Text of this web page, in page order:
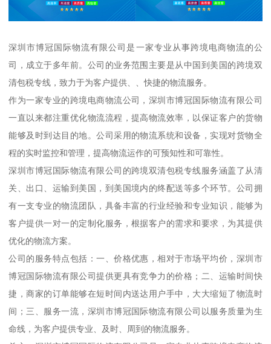
深圳市博冠国际物流有限公司是一家专业从事跨境电商物流的公
司，成立于多年前。公司的业务范围主要是从中国到美国的跨境双
清包税专线，致力于为客户提供、、快捷的物流服务。
作为一家专业的跨境电商物流公司，深圳市博冠国际物流有限公司
一直以来都注重优化物流流程，提高物流效率，以保证客户的货物
能够及时到达目的地。公司采用的物流系统和设备，实现对货物全
程的实时监控和管理，提高物流运作的可预知性和可靠性。
深圳市博冠国际物流有限公司的跨境双清包税专线服务涵盖了从清
关、出口、运输到美国，到美国境内的终配送等多个环节。公司拥
有一支专业的物流团队，具备丰富的行业经验和专业知识，能够为
客户提供一对一的定制化服务，根据客户的需求和要求，为其提供
优化的物流方案。
公司的服务特点包括：一、价格优惠，相对于市场平均价，深圳市
博冠国际物流有限公司提供更具有竞争力的价格；二、运输时间快
捷，商家的订单能够在短时间内送达用户手中，大大缩短了物流时
间；三、服务一流，深圳市博冠国际物流有限公司以服务质量为生
命线，为客户提供专业、及时、周到的物流服务。